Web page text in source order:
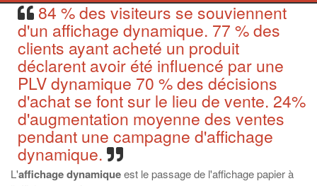
84 % des visiteurs se souviennent
d'un affichage dynamique. 77 % des
clients ayant acheté un produit
déclarent avoir été influencé par une
PLV dynamique 70 % des décisions
d'achat se font sur le lieu de vente. 24%
d'augmentation moyenne des ventes
pendant une campagne d'affichage
dynamique.
L'affichage dynamiqueest le passage de l'affichage papier à